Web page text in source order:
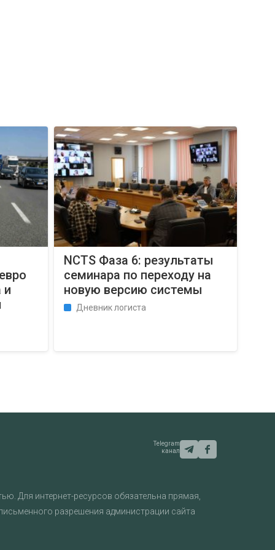
и
NCTS Фаза 6: результаты
семинара по переходу на
новую версию системы
Дневник логиста
Telegram
канал
Для интернет-ресурсов обязательна прямая,
разрешения администрации сайта